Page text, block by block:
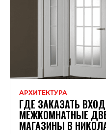
АРХИТЕКТУРА
ГДЕ ЗАКАЗАТЬ
МЕЖКОМНАТНЫЕ
МАГАЗИНЫ В